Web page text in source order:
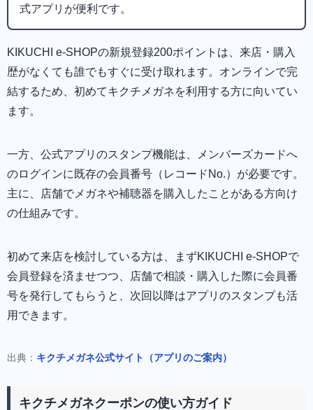
式アプリが便利です。
KIKUCHI e-SHOPの新規登録200ポイントは、来店・購入
歴がなくても誰でもすぐに受け取れます。オンラインで完
結するため、初めてキクチメガネを利用する方に向いてい
ます。
一方、公式アプリのスタンプ機能は、メンバーズカードへ
のログインに既存の会員番号（レコードNo.）が必要です。
主に、店舗でメガネや補聴器を購入したことがある方向け
の仕組みです。
初めて来店を検討している方は、まずKIKUCHI e-SHOPで
会員登録を済ませつつ、店舗で相談・購入した際に会員番
号を発行してもらうと、次回以降はアプリのスタンプも活
用できます。
出典： キクチメガネ公式サイト（アプリのご案内）
キクチメガネクーポンの使い方ガイド